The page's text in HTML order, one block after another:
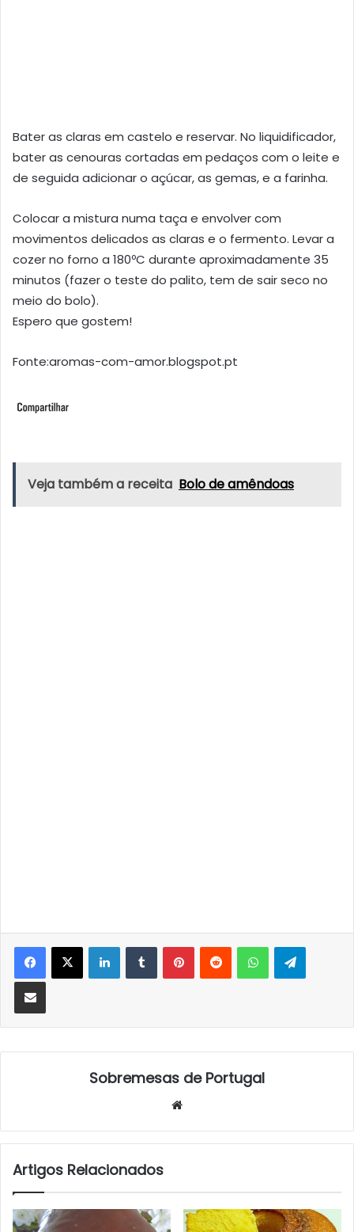
Bater as claras em castelo e reservar. No liquidificador,
bater as cenouras cortadas em pedaços com o leite e
de seguida adicionar o açúcar, as gemas, e a farinha.
Colocar a mistura numa taça e envolver com
movimentos delicados as claras e o fermento. Levar a
cozer no forno a 180ºC durante aproximadamente 35
minutos (fazer o teste do palito, tem de sair seco no
meio do bolo).
Espero que gostem!
Fonte:aromas-com-amor.blogspot.pt
Veja também a receita Bolo de amêndoas
LinkedInTumblrPinterestReddit WhatsApp
Partilhar Via Email
Sobremesas de Portugal
Artigos Relacionados